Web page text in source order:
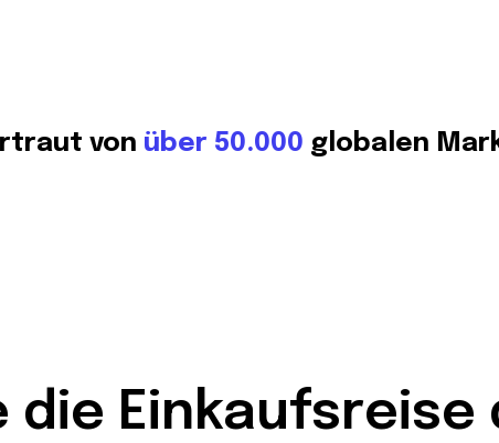
von über 50.000 globalen
die Einkaufsreise